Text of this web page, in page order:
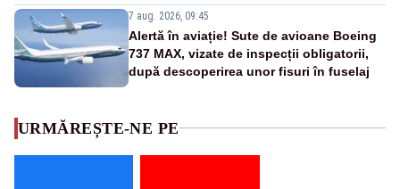
7 aug. 2026, 09:45
Alertă în aviație! Sute de avioane Boeing
737 MAX, vizate de inspecții obligatorii,
după descoperirea unor fisuri în fuselaj
URMĂREȘTE-NE PE